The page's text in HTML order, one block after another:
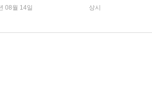
08월 14일 상시